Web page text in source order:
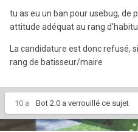
tu as eu un ban pour usebug, de
attitude adéquat au rang
La candidature est donc refusé,
rang de batisseur/maire
10 a Bot 2.0 a verrouillé ce sujet